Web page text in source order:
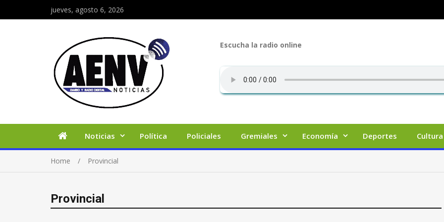
jueves, agosto 6, 2026
Escucha la radio online
Noticias Política Policiales Gremiales Economía Deportes Cultura
Home Provincial
Provincial